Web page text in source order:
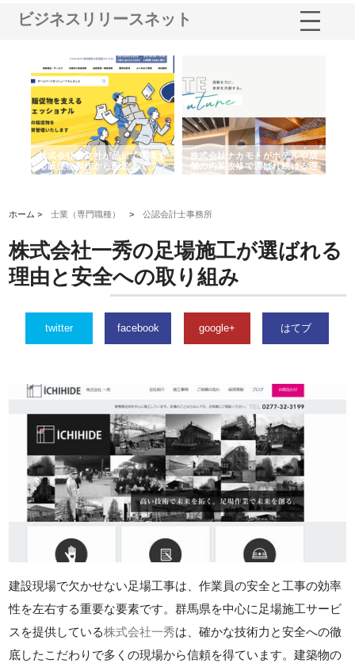
ビジネスリリースネット
株式会社耕文社が品川で実現す
る販促物製作から配送までワン
ストップ対応
株式会社ナカモトがホテルや店
舗の内装改修で選ばれ続ける理
由
ホーム >士業（専門職種） >公認会計士事務所
株式会社一秀の足場施工が選ばれる
理由と安全への取り組み
twitter facebook google+ はてブ
建設現場で欠かせない足場工事は、作業員の安全と工事の効率
性を左右する重要な要素です。群馬県を中心に足場施工サービ
スを提供している株式会社一秀は、確かな技術力と安全への徹
底したこだわりで多くの現場から信頼を得ています。建築物の